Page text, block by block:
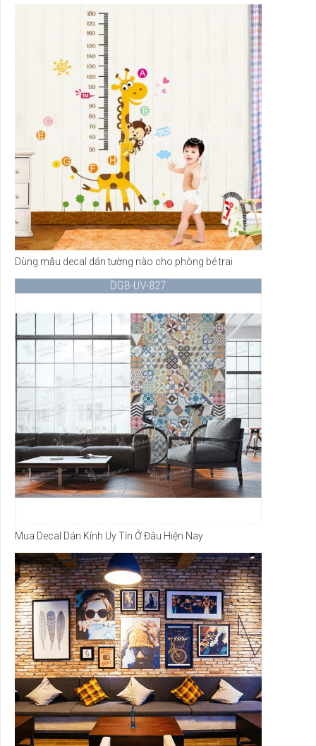
Dùng mẫu decal dán tường nào cho phòng bé trai
Mua Decal Dán Kính Uy Tín Ở Đâu Hiện Nay